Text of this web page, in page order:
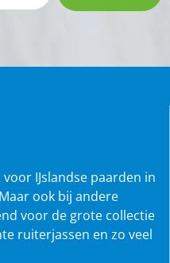
IJslandse paarden in
ook bij andere
voor de grote collectie
ruiterjassen en zo veel